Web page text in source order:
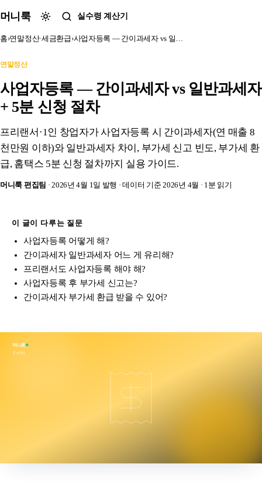
머니룩 실수령 계산기
홈›연말정산·세금환급›사업자등록 — 간이과세자 vs 일…
연말정산
사업자등록 — 간이과세자 vs 일반과세자
+ 5분 신청 절차
프리랜서·1인 창업자가 사업자등록 시 간이과세자(연 매출 8
천만원 이하)와 일반과세자 차이, 부가세 신고 빈도, 부가세 환
급, 홈택스 5분 신청 절차까지 실용 가이드.
머니룩 편집팀 · 2026년 4월 1일 발행 · 데이터 기준 2026년 4월 · 1분 읽기
이 글이 다루는 질문
사업자등록 어떻게 해?
간이과세자 일반과세자 어느 게 유리해?
프리랜서도 사업자등록 해야 해?
사업자등록 후 부가세 신고는?
간이과세자 부가세 환급 받을 수 있어?
머니룩
연말정산